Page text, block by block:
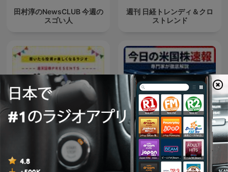
田村淳のNewsCLUB 今週の
スゴい人
週刊 日経トレンディ＆クロ
ストレンド
楽天証券PRESENTS 先取り
★マーケットレビュー
今日の米国株速報